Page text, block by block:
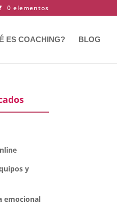
0 elementos
ES COACHING? BLOG
y
emocional